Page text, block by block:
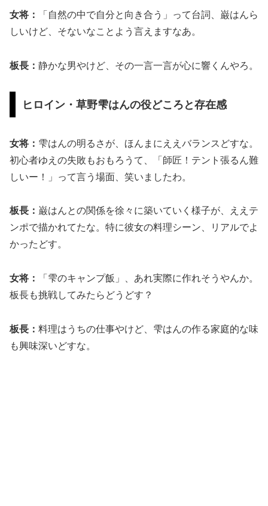
女将：
「自然の中で自分と向き合う」って台詞、巌はんら
しいけど、そないなことよう言えますなあ。
板長： 静かな男やけど、その一言一言が心に響くんやろ。
ヒロイン・草野雫はんの役どころと存在感
女将： 雫はんの明るさが、ほんまにええバランスどすな。
初心者ゆえの失敗もおもろうて、「師匠！テント張るん難
しいー！」って言う場面、笑いましたわ。
板長： 巌はんとの関係を徐々に築いていく様子が、ええテ
ンポで描かれてたな。特に彼女の料理シーン、リアルでよ
かったどす。
女将：
「雫のキャンプ飯」、あれ実際に作れそうやんか。
板長も挑戦してみたらどうどす？
板長： 料理はうちの仕事やけど、雫はんの作る家庭的な味
も興味深いどすな。